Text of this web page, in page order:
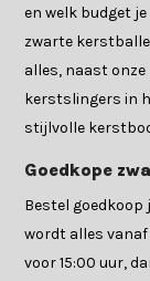
en welk budget
zwarte
alles, naast
kerstslingers in
stijlvolle
Goedkope
Bestel
wordt alles
voor 15:00 uur,